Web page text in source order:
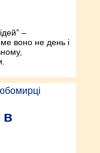
–
воно не день і
в